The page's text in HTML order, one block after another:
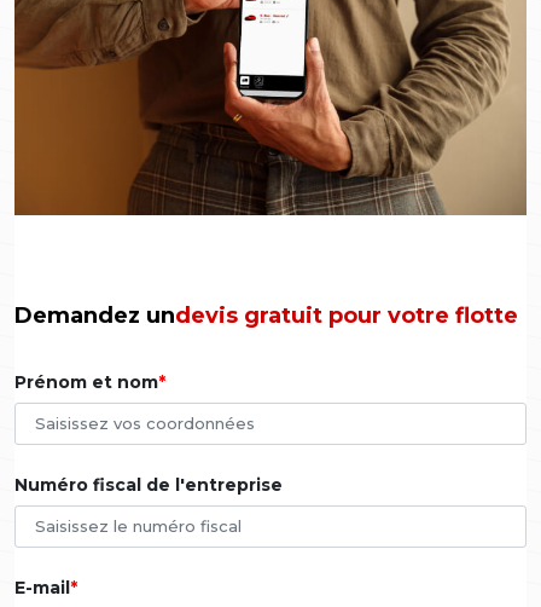
Demandez undevis gratuit pour votre flotte
Prénom et nom
Numéro fiscal de l'entreprise
E-mail